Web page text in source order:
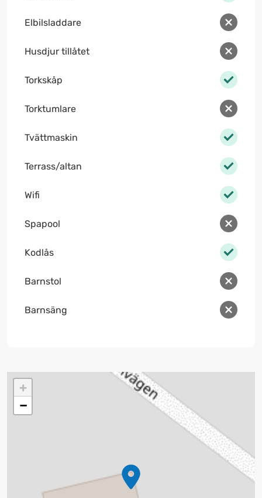
Elbilsladdare
Husdjur tillåtet
Torkskåp
Torktumlare
Tvättmaskin
Terrass/altan
Wifi
Spapool
Kodlås
Barnstol
Barnsäng
+
−